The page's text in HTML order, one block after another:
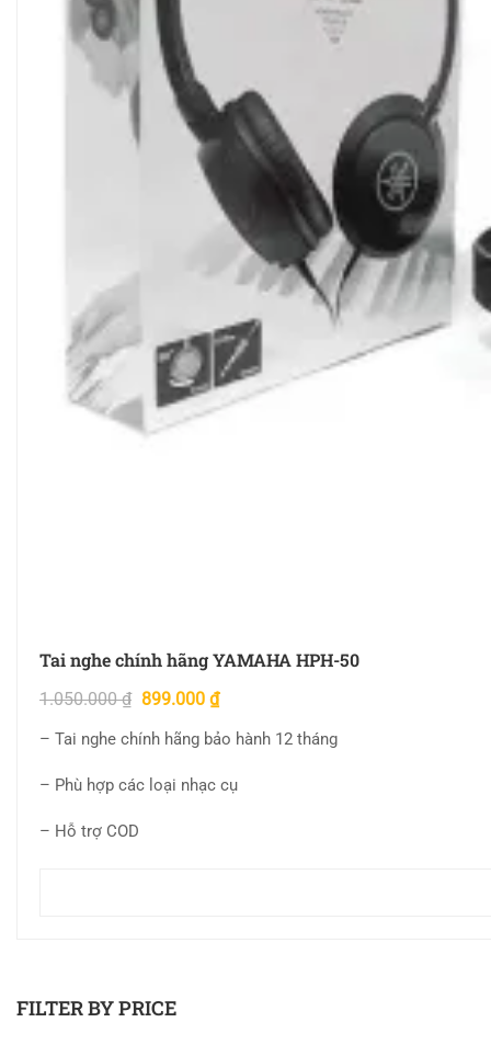
Tai nghe chính hãng YAMAHA HPH-50
1.050.000₫ 899.000 ₫
– Tai nghe chính hãng bảo hành 12 tháng
– Phù hợp các loại nhạc cụ
– Hỗ trợ COD
FILTER BY PRICE